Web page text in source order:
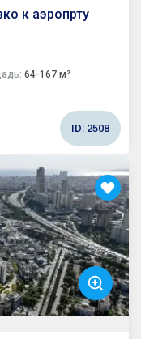
к аэропрту
64-167 м²
ID: 2508